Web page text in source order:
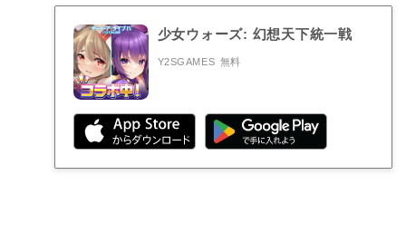
少女ウォーズ: 幻想天下統一戦
Y2SGAMES 無料